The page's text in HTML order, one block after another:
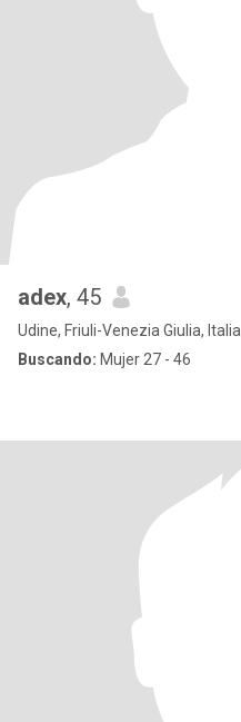
adex, 45
Udine, Friuli-Venezia Giulia, Italia
Buscando: Mujer 27 - 46